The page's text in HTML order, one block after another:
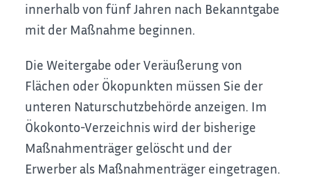
innerhalb von fünf Jahren nach Bekanntgabe
mit der Maßnahme beginnen.
Die Weitergabe oder Veräußerung von
Flächen oder Ökopunkten müssen Sie der
unteren Naturschutzbehörde anzeigen. Im
Ökokonto-Verzeichnis wird der bisherige
Maßnahmenträger gelöscht und der
Erwerber als Maßnahmenträger eingetragen.